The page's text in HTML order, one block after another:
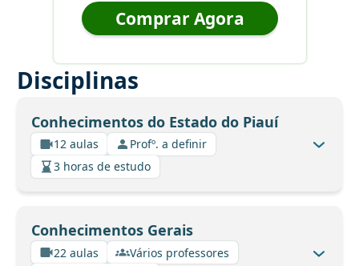
Comprar Agora
Disciplinas
Conhecimentos do Estado do Piauí
12 aulas
Profº. a definir
3 horas de estudo
Conhecimentos Gerais
22 aulas
Vários professores